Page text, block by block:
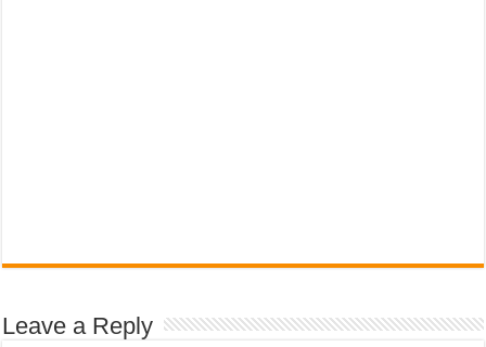
Leave a Reply